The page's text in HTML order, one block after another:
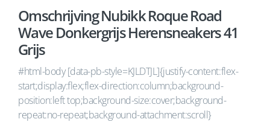
Omschrijving Nubikk Roque Road
Wave Donkergrijs Herensneakers 41
Grijs
#html-body [data-pb-style=KJLDTJL]{justify-content:flex-
start;display:flex;flex-direction:column;background-
position:left top;background-size:cover;background-
repeat:no-repeat;background-attachment:scroll}